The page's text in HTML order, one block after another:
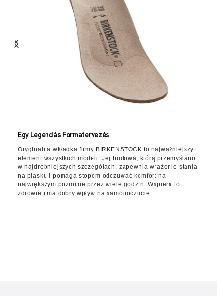
Egy Legendás Formatervezés
Oryginalna wkładka firmy BIRKENSTOCK to najważniejszy
element wszystkich modeli. Jej budowa, którą przemyślano
w najdrobniejszych szczegółach, zapewnia wrażenie stania
na piasku i pomaga stopom odczuwać komfort na
największym poziomie przez wiele godzin. Wspiera to
zdrowie i ma dobry wpływ na samopoczucie.